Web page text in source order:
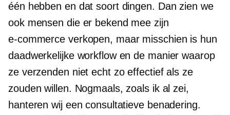
één hebben en dat soort dingen. Dan zien we
ook mensen die er bekend mee zijn
e-commerce verkopen, maar misschien is hun
daadwerkelijke workflow en de manier waarop
ze verzenden niet echt zo effectief als ze
zouden willen. Nogmaals, zoals ik al zei,
hanteren wij een consultatieve benadering.